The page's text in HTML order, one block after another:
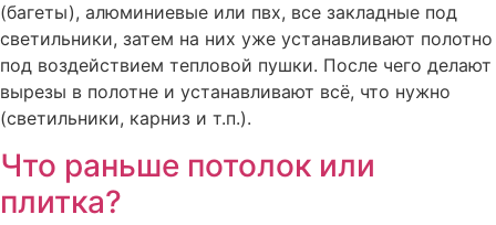
(багеты), алюминиевые или пвх, все закладные под
светильники, затем на них уже устанавливают полотно
под воздействием тепловой пушки. После чего делают
вырезы в полотне и устанавливают всё, что нужно
(светильники, карниз и т.п.).
Что раньше потолок или
плитка?